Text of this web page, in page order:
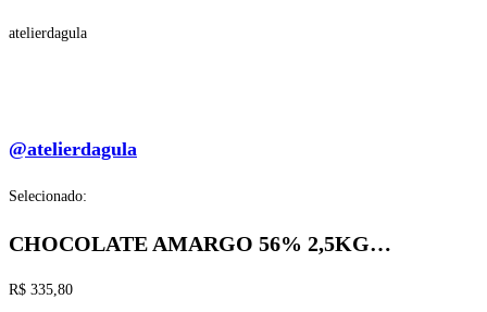
atelierdagula
@atelierdagula
Selecionado:
CHOCOLATE AMARGO 56% 2,5KG…
R$ 335,80